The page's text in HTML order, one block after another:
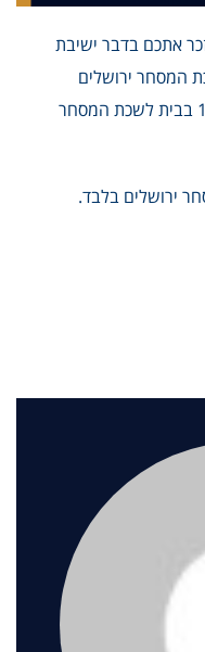
אתכם בדבר ישיבת
המסחר ירושלים
שתתקיים ביום ג' 28.3.17 בשעה 17:00 בבית לשכת המסחר
ירושלים בלבד.